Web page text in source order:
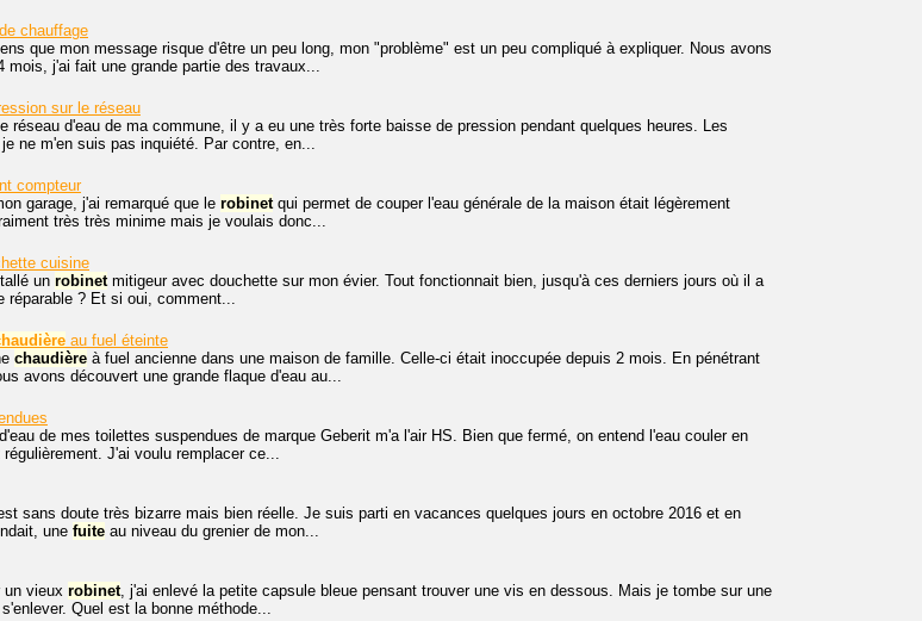
chauffage
que mon message risque d'être un peu long, mon "problème" est un peu compliqué à expliquer. Nous avons
mois, j'ai fait une grande partie des travaux...
sur le réseau
réseau d'eau de ma commune, il y a eu une très forte baisse de pression pendant quelques heures. Les
ne m'en suis pas inquiété. Par contre, en...
compteur
garage, j'ai remarqué que le robinetqui permet de couper l'eau générale de la maison était légèrement
très très minime mais je voulais donc...
cuisine
un robinetmitigeur avec douchette sur mon évier. Tout fonctionnait bien, jusqu'à ces derniers jours où il a
réparable ? Et si oui, comment...
au fuel éteinte
chaudière à fuel ancienne dans une maison de famille. Celle-ci était inoccupée depuis 2 mois. En pénétrant
avons découvert une grande flaque d'eau au...
de mes toilettes suspendues de marque Geberit m'a l'air HS. Bien que fermé, on entend l'eau couler en
J'ai voulu remplacer ce...
sans doute très bizarre mais bien réelle. Je suis parti en vacances quelques jours en octobre 2016 et en
une fuite au niveau du grenier de mon...
un vieux robinet, j'ai enlevé la petite capsule bleue pensant trouver une vis en dessous. Mais je tombe sur une
Quel est la bonne méthode...